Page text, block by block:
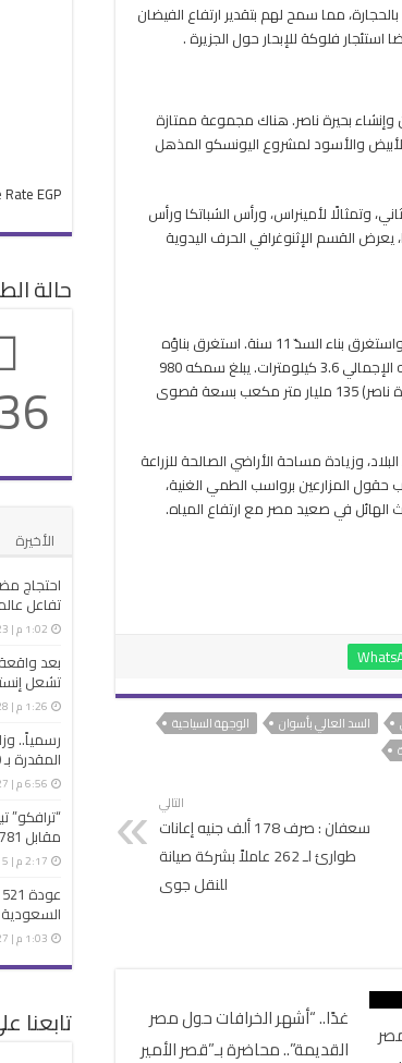
مما سمح لهم بتقدير ارتفاع الفيضان
فلوكة للإبحار حول الجزيرة .
بحيرة ناصر. هناك مجموعة ممتازة
والأسود لمشروع اليونسكو المذهل
وتمثالًا لأمينراس، ورأس الشباتكا ورأس
يعرض القسم الإثنوغرافي الحرف اليدوية
هو مشروع البناء الأكثر شهرةً، وإثارة للجدل في مصر. بدأ في سنة 1960، واستغرق بناء السدّ 11 سنة. استغرق بناؤه
42.7 مليار متر مكعب من الحجر (17 ضعف حجم هرم خوفو)، ويبلغ طوله الإجمالي 3.6 كيلومترات. يبلغ سمكه 980
مترًا في القاعدة، و40 مترًا في الأعلى. يبلغ متوسط سعة خزان السد (بحيرة ناصر) 135 مليار متر مكعب بسعة قصوى
وزيادة مساحة الأراضي الصالحة للزراعة
المزارعين برواسب الطمي الغنية،
الهائل في صعيد مصر مع ارتفاع المياه.
السد العالي بأسوان
الوجهة السياحية
التالي
سعفان : صرف 178 ألف جنيه إعانات
طوارئ لـ 262 عاملاً بشركة صيانة
للنقل جوى
غدًا.. “أشهر الخرافات حول مصر
القديمة”.. محاضرة بـ”قصر الأمير
Rate EGP
حالة
الأخيرة
احتجاج
تفاعل
1:02 م | 23 أكتوبر، 2021
بعد
تشعل
1:26 م | 28 أكتوبر، 2021
رسمياً..
المقدرة بـ 2000 ريال سعودي
6:56 م | 27 مايو، 2019
“ترافكو”
مقابل 781 مليون دولار
2:17 م | 5 نوفمبر، 2019
1:03 م | 27 فبراير، 2020
تابعنا